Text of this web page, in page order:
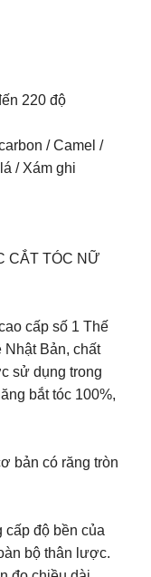
220 độ
/ Camel /
/ Xám ghi
CẮT TÓC NỮ
cấp số 1 Thế
Bản, chất
sử dụng trong
bắt tóc 100%,
bản có răng tròn
cấp độ bền của
bộ thân lược.